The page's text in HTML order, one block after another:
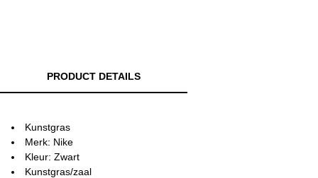
PRODUCT DETAILS
Kunstgras
Merk: Nike
Kleur: Zwart
Kunstgras/zaal